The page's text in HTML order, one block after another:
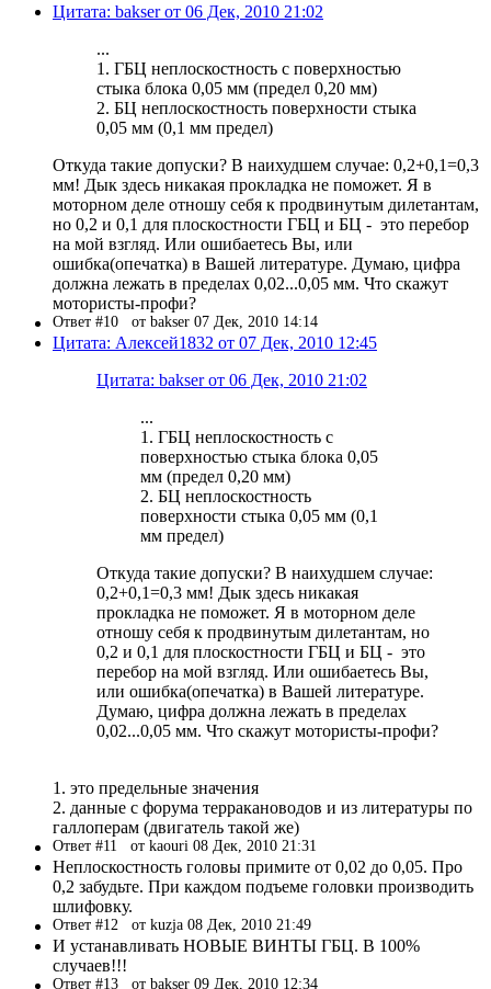
Цитата: bakser от 06 Дек, 2010 21:02
...
1. ГБЦ неплоскостность с поверхностью
стыка блока 0,05 мм (предел 0,20 мм)
2. БЦ неплоскостность поверхности стыка
0,05 мм (0,1 мм предел)
Откуда такие допуски? В наихудшем случае: 0,2+0,1=0,3
мм! Дык здесь никакая прокладка не поможет. Я в
моторном деле отношу себя к продвинутым дилетантам,
но 0,2 и 0,1 для плоскостности ГБЦ и БЦ - это перебор
на мой взгляд. Или ошибаетесь Вы, или
ошибка(опечатка) в Вашей литературе. Думаю, цифра
должна лежать в пределах 0,02...0,05 мм. Что скажут
мотористы-профи?
Ответ #10 от bakser 07 Дек, 2010 14:14
Цитата: Алексей1832 от 07 Дек, 2010 12:45
Цитата: bakser от 06 Дек, 2010 21:02
...
1. ГБЦ неплоскостность с
поверхностью стыка блока 0,05
мм (предел 0,20 мм)
2. БЦ неплоскостность
поверхности стыка 0,05 мм (0,1
мм предел)
Откуда такие допуски? В наихудшем случае:
0,2+0,1=0,3 мм! Дык здесь никакая
прокладка не поможет. Я в моторном деле
отношу себя к продвинутым дилетантам, но
0,2 и 0,1 для плоскостности ГБЦ и БЦ - это
перебор на мой взгляд. Или ошибаетесь Вы,
или ошибка(опечатка) в Вашей литературе.
Думаю, цифра должна лежать в пределах
0,02...0,05 мм. Что скажут мотористы-профи?
1. это предельные значения
2. данные с форума терракановодов и из литературы по
галлоперам (двигатель такой же)
Ответ #11 от kaouri 08 Дек, 2010 21:31
Неплоскостность головы примите от 0,02 до 0,05. Про
0,2 забудьте. При каждом подъеме головки производить
шлифовку.
Ответ #12 от kuzja 08 Дек, 2010 21:49
И устанавливать НОВЫЕ ВИНТЫ ГБЦ. В 100%
случаев!!!
Ответ #13 от bakser 09 Дек, 2010 12:34